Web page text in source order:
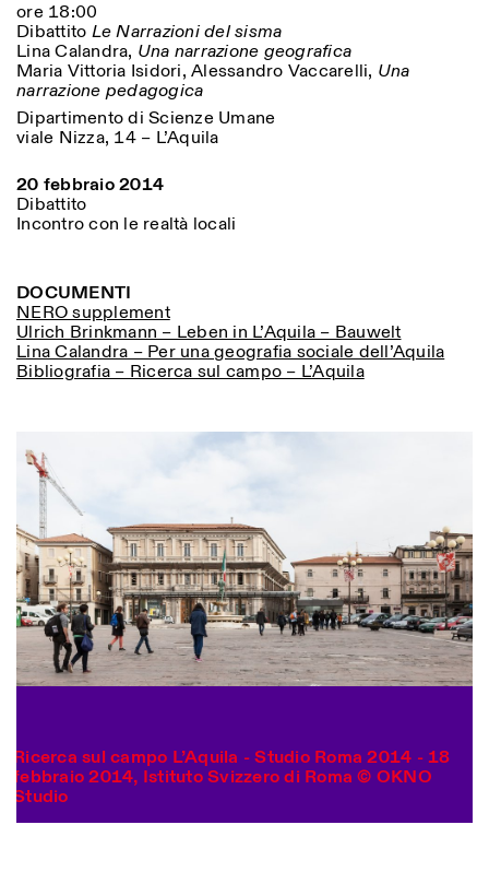
Designed by Dallas
ore 18:00
Dibattito Le Narrazioni del sisma
Lina Calandra, Una narrazione geografica
Maria Vittoria Isidori, Alessandro Vaccarelli, Una
narrazione pedagogica
Dipartimento di Scienze Umane
viale Nizza, 14 – L’Aquila
20 febbraio 2014
Dibattito
Incontro con le realtà locali
DOCUMENTI
NERO supplement
Ulrich Brinkmann – Leben in L’Aquila – Bauwelt
Lina Calandra – Per una geografia sociale dell’Aquila
Bibliografia – Ricerca sul campo – L’Aquila
Ricerca sul campo L’Aquila - Studio Roma 2014 - 18
febbraio 2014, Istituto Svizzero di Roma © OKNO
Studio
Photo series documenting Swiss innovation in
architecture, engineering, and materials for sustainable
environments. Fabrication and Construction of Tor
Alva, 3D-Concrete extrusion, ETHZ RFL. © Girts